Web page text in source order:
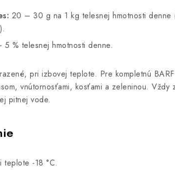
20 – 30 g na 1 kg telesnej hmotnosti denne
5 % telesnej hmotnosti denne.
pri izbovej teplote. Pre kompletnú
vnútornosťami, kosťami a zeleninou. Vždy
pitnej vode.
teplote -18 °C.